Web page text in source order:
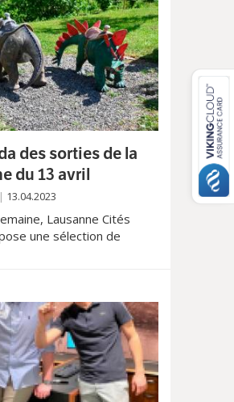
des sorties de la
du 13 avril
13.04.2023
Lausanne Cités
une sélection de
les plus emblématiques